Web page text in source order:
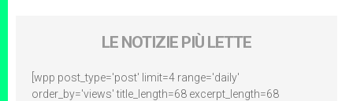
LE NOTIZIE PIÙ LETTE
[wpp post_type='post' limit=4 range='daily'
order_by='views' title_length=68 excerpt_length=68